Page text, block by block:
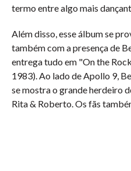
termo entre algo mais
Além disso, esse álbum se
também com a presença de
entrega tudo em "On the
1983). Ao lado de Apollo 9,
se mostra o grande herdeiro
Rita & Roberto. Os fãs